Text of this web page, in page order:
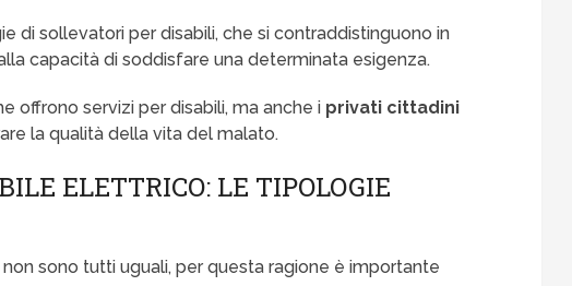
di sollevatori per disabili, che si contraddistinguono in
capacità di soddisfare una determinata esigenza.
offrono servizi per disabili, ma anche i privati cittadini
la qualità della vita del malato.
ELETTRICO: LE TIPOLOGIE
sono tutti uguali, per questa ragione è importante